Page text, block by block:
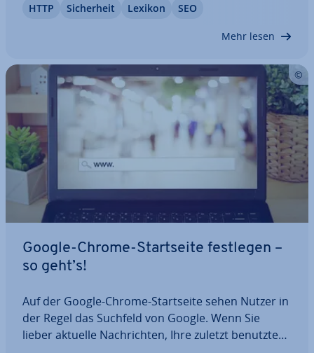
sind. Google folgt mit dem Update weiterhin
HTTP Si­cher­heit Lexikon SEO
Mehr lesen
Google-Chrome-Start­sei­te festlegen –
so geht’s!
Auf der Google-Chrome-Start­sei­te sehen Nutzer in
der Regel das Suchfeld von Google. Wenn Sie
lieber aktuelle Nach­rich­ten, Ihre zuletzt benutzten